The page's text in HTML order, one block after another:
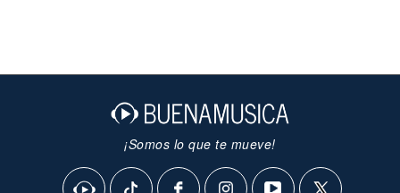
¡Somos lo que te mueve!